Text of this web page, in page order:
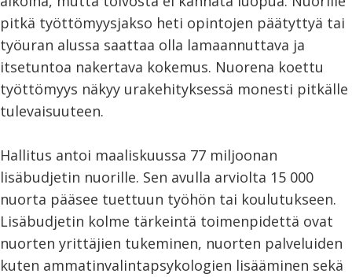
pitkä työttömyysjakso heti opintojen päätyttyä tai
työuran alussa saattaa olla lamaannuttava ja
itsetuntoa nakertava kokemus. Nuorena koettu
työttömyys näkyy urakehityksessä monesti pitkälle
tulevaisuuteen.
Hallitus antoi maaliskuussa 77 miljoonan
lisäbudjetin nuorille. Sen avulla arviolta 15 000
nuorta pääsee tuettuun työhön tai koulutukseen.
Lisäbudjetin kolme tärkeintä toimenpidettä ovat
nuorten yrittäjien tukeminen, nuorten palveluiden
kuten ammatinvalintapsykologien lisääminen sekä